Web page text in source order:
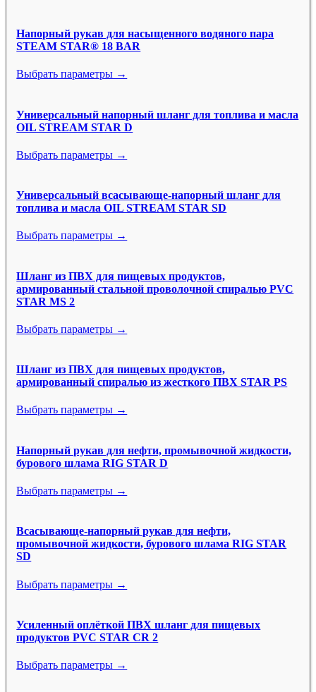
Напорный рукав для насыщенного водяного пара
STEAM STAR® 18 BAR
Выбрать параметры →
Универсальный напорный шланг для топлива и масла
OIL STREAM STAR D
Выбрать параметры →
Универсальный всасывающе-напорный шланг для
топлива и масла OIL STREAM STAR SD
Выбрать параметры →
Шланг из ПВХ для пищевых продуктов,
армированный стальной проволочной спиралью PVC
STAR MS 2
Выбрать параметры →
Шланг из ПВХ для пищевых продуктов,
армированный спиралью из жесткого ПВХ STAR PS
Выбрать параметры →
Напорный рукав для нефти, промывочной жидкости,
бурового шлама RIG STAR D
Выбрать параметры →
Всасывающе-напорный рукав для нефти,
промывочной жидкости, бурового шлама RIG STAR
SD
Выбрать параметры →
Усиленный оплёткой ПВХ шланг для пищевых
продуктов PVC STAR CR 2
Выбрать параметры →